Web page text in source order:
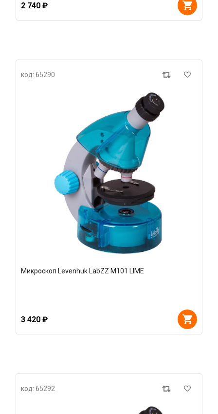
2 740 ₽
код: 65290
Микроскоп Levenhuk LabZZ M101 LIME
3 420 ₽
код: 65292